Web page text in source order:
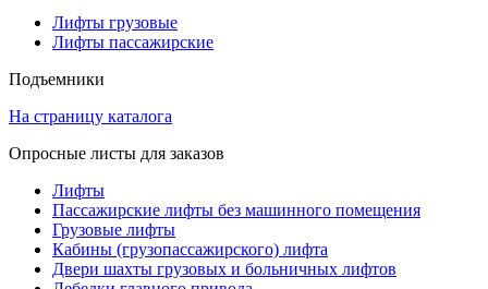
Лифты грузовые
Лифты пассажирские
Подъемники
На страницу каталога
Опросные листы для заказов
Лифты
Пассажирские лифты без машинного помещения
Грузовые лифты
Кабины (грузопассажирского) лифта
Двери шахты грузовых и больничных лифтов